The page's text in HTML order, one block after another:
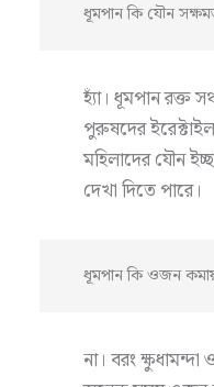
ধূমপান কি যৌন
হ্যাঁ। ধূমপান রক্ত
পুরুষদের
মহিলাদের যৌন
দেখা দিতে পারে।
ধূমপান কি ওজন
না। বরং